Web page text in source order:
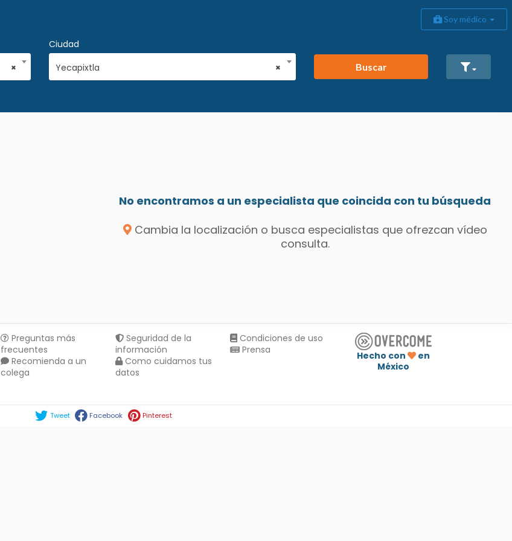
Soy médico
×
Ciudad
×
Yecapixtla Buscar
No encontramos a un especialista que coincida con tu búsqueda
Cambia la localización o busca especialistas que ofrezcan vídeo
consulta.
Preguntas más
frecuentes
Recomienda a un
colega
Seguridad de la
información
Como cuidamos tus
datos
Condiciones de uso
Prensa
Hecho con
en
México
Tweet Facebook Pinterest